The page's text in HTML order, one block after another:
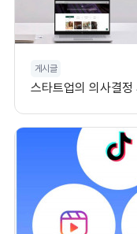
게시글
스타트업의 의사결